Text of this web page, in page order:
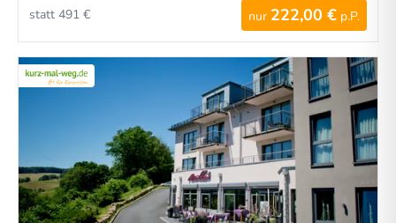
nur 222,00 € p.P.
statt 491 €